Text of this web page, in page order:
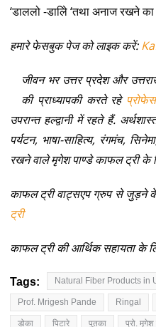
‘डाललो -डालिे ‘तथा अनाज रखने का
हमारे फेसबुक पेज को लाइक करें:
जीवन भर उत्तर प्रदेश और
की प्राध्यापकी करते रहे
उपरान्त हल्द्वानी में रहते हैं.
पर्यटन, भाषा-साहित्य, रंगमंच,
रखने वाले मृगेश पाण्डे काफल ट्री के
काफल ट्री वाट्सएप ग्रुप से जुड़ने
ट्री
काफल ट्री की आर्थिक सहायता के
Tags: Natural Fiber Products in
Prof. Mrigesh Pande Ringal
डोका पिटारे पुतका प्रो. मृगेश